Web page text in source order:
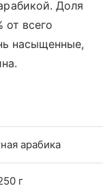
Доля
от всего
насыщенные,
арабика
г